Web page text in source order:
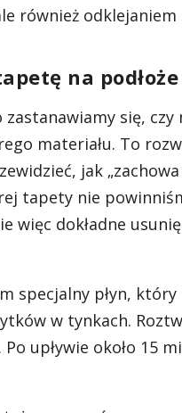
również
na
zastanawiamy się,
materiału. To
jak
tapety nie
więc dokładne
specjalny płyn,
w tynkach.
upływie około 15